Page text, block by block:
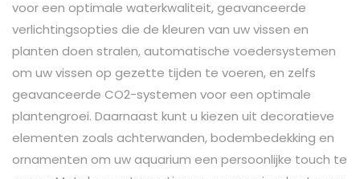
voor een optimale waterkwaliteit, geavanceerde
verlichtingsopties die de kleuren van uw vissen en
planten doen stralen, automatische voedersystemen
om uw vissen op gezette tijden te voeren, en zelfs
geavanceerde CO2-systemen voor een optimale
plantengroei. Daarnaast kunt u kiezen uit decoratieve
elementen zoals achterwanden, bodembedekking en
ornamenten om uw aquarium een persoonlijke touch te